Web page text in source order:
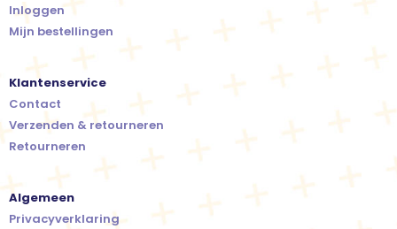
Inloggen
Mijn bestellingen
Klantenservice
Contact
Verzenden & retourneren
Retourneren
Algemeen
Privacyverklaring